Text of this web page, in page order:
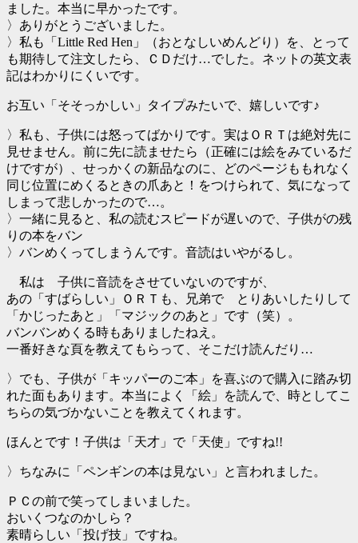
ました。本当に早かったです。
〉ありがとうございました。
〉私も「Little Red Hen」（おとなしいめんどり）を、とって
も期待して注文したら、ＣＤだけ…でした。ネットの英文表
記はわかりにくいです。
お互い「そそっかしい」タイプみたいで、嬉しいです♪
〉私も、子供には怒ってばかりです。実はＯＲＴは絶対先に
見せません。前に先に読ませたら（正確には絵をみているだ
けですが）、せっかくの新品なのに、どのページももれなく
同じ位置にめくるときの爪あと！をつけられて、気になって
しまって悲しかったので…。
〉一緒に見ると、私の読むスピードが遅いので、子供がの残
りの本をバン
〉バンめくってしまうんです。音読はいやがるし。
私は 子供に音読をさせていないのですが、
あの「すばらしい」ＯＲＴも、兄弟で とりあいしたりして
「かじったあと」「マジックのあと」です（笑）。
バンバンめくる時もありましたねえ。
一番好きな頁を教えてもらって、そこだけ読んだり…
〉でも、子供が「キッパーのご本」を喜ぶので購入に踏み切
れた面もあります。本当によく「絵」を読んで、時としてこ
ちらの気づかないことを教えてくれます。
ほんとです！子供は「天才」で「天使」ですね!!
〉ちなみに「ペンギンの本は見ない」と言われました。
ＰＣの前で笑ってしまいました。
おいくつなのかしら？
素晴らしい「投げ技」ですね。